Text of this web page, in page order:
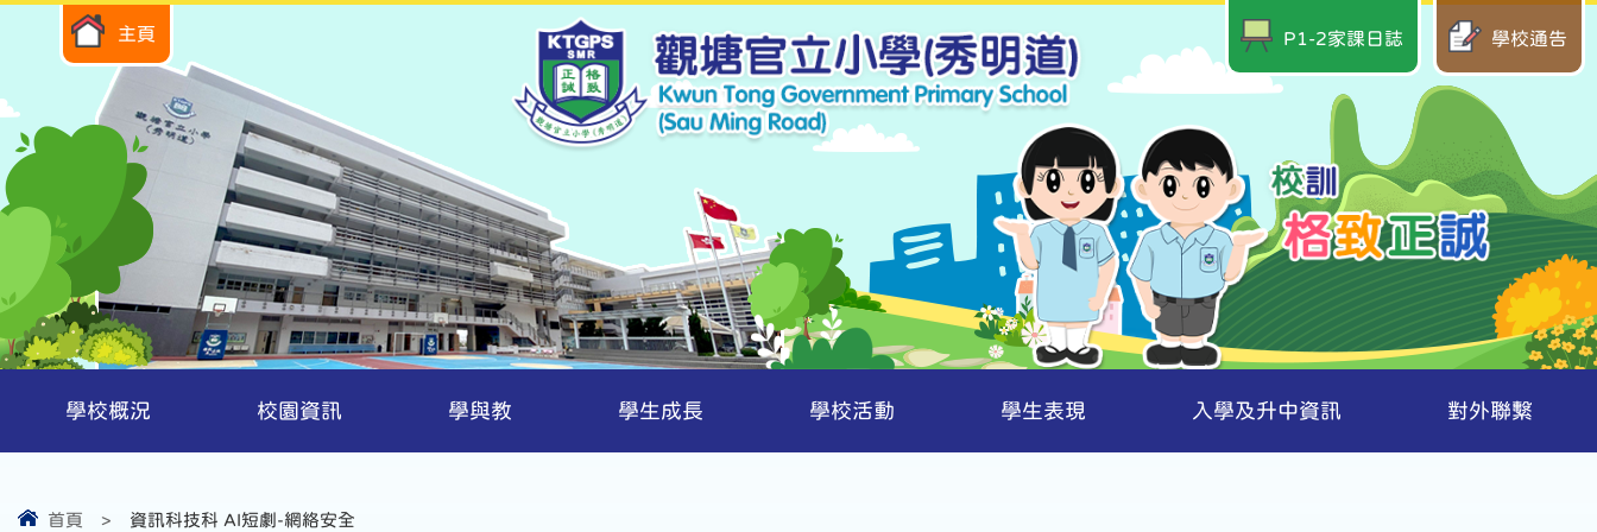
主頁 學校通告
P1-2家課日誌
學校概況 校園資訊 學與教 學生成長 學校活動 學生表現 入學及升中資訊 對外聯繫
首頁 > 資訊科技科 AI短劇-網絡安全